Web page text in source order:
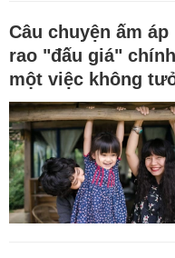
Câu chuyện ấm
rao "đấu giá"
một việc không